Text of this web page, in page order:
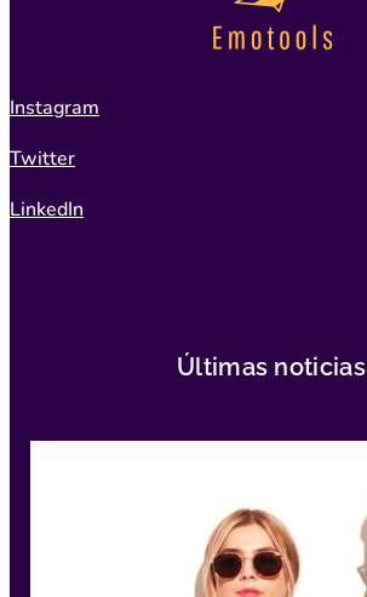
Instagram
Twitter
LinkedIn
Últimas noticias